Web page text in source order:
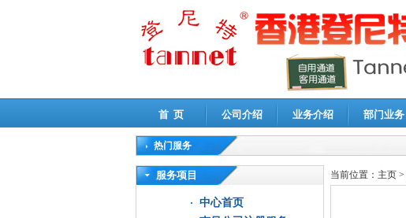
首 页 公司介绍 业务介绍 部门业务
热门服务
高新技术企业认定审计|企业所得税汇算清缴申报鉴证
服务项目
中心首页
当前位置： 主页 >